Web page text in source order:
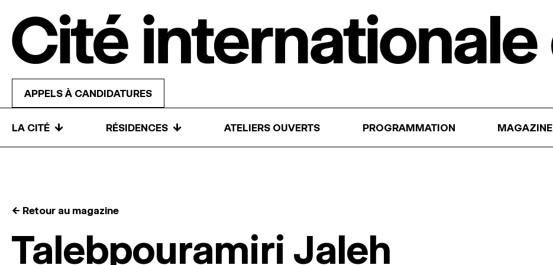
APPELS À CANDIDATURES
LA CITÉ ↓ RÉSIDENCES ↓ ATELIERS OUVERTS PROGRAMMATION MAGAZINE
← Retour au magazine
Talebpouramiri Jaleh